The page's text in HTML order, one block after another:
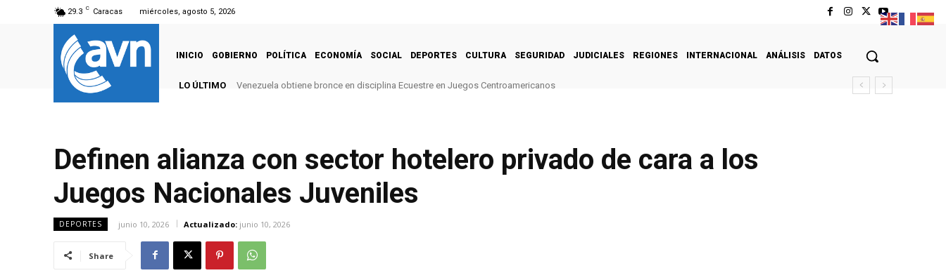
29.3 C Caracas miércoles, agosto 5, 2026
INICIO GOBIERNO POLÍTICA ECONOMÍA SOCIAL DEPORTES CULTURA SEGURIDAD JUDICIALES REGIONES INTERNACIONAL ANÁLISIS DATOS
LO ÚLTIMO Venezuela obtiene bronce en disciplina Ecuestre en Juegos Centroamericanos
Definen alianza con sector hotelero privado de cara a los
Juegos Nacionales Juveniles
DEPORTES junio 10, 2026 Actualizado: junio 10, 2026
Share